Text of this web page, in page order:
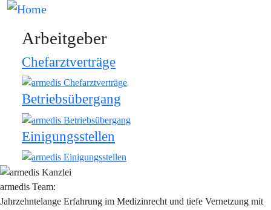
Direkt zum Inhalt
Arbeitgeber
Chefarztverträge
Betriebsübergang
Einigungsstellen
armedis Team:
Jahrzehntelange Erfahrung im Medizinrecht und tiefe Vernetzung mit